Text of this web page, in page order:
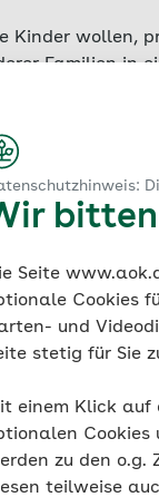
bitten
Seite
Cookies
und
stetig für Sie
einem Klick auf
Cookies
zu den o.g.
teilweise
Kinder wollen,
Familien in
Fragen
Unter
Ihrer
die
für
zu
die